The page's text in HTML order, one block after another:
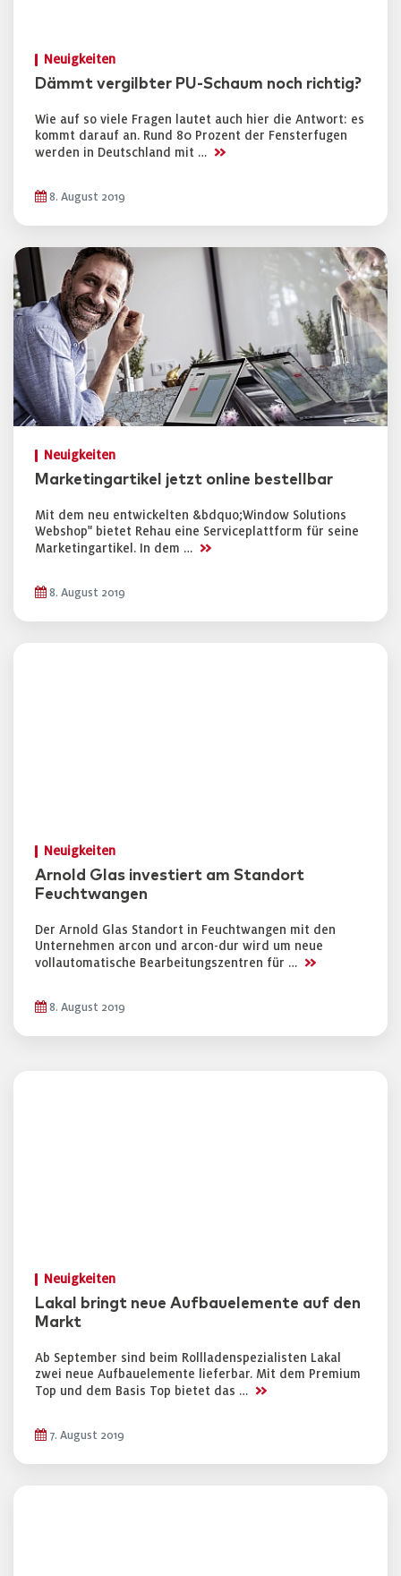
Neuigkeiten
Dämmt vergilbter PU-Schaum noch richtig?
Wie auf so viele Fragen lautet auch hier die Antwort: es
kommt darauf an. Rund 80 Prozent der Fensterfugen
werden in Deutschland mit … >>
8. August 2019
Neuigkeiten
Marketingartikel jetzt online bestellbar
Mit dem neu entwickelten &bdquo;Window Solutions
Webshop" bietet Rehau eine Serviceplattform für seine
Marketingartikel. In dem … >>
8. August 2019
Neuigkeiten
Arnold Glas investiert am Standort
Feuchtwangen
Der Arnold Glas Standort in Feuchtwangen mit den
Unternehmen arcon und arcon-dur wird um neue
vollautomatische Bearbeitungszentren für … >>
8. August 2019
Neuigkeiten
Lakal bringt neue Aufbauelemente auf den
Markt
Ab September sind beim Rollladenspezialisten Lakal
zwei neue Aufbauelemente lieferbar. Mit dem Premium
Top und dem Basis Top bietet das … >>
7. August 2019